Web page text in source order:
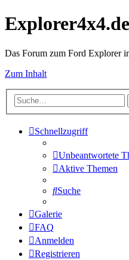
Explorer4x4.de
Das Forum zum Ford Explorer
Zum Inhalt
Schnellzugriff
Unbeantwortete
Aktive Themen
Suche
Galerie
FAQ
Anmelden
Registrieren